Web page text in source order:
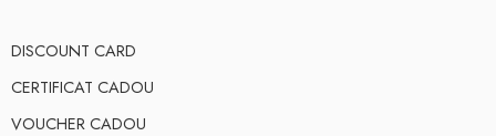
DISCOUNT CARD
CERTIFICAT CADOU
VOUCHER CADOU